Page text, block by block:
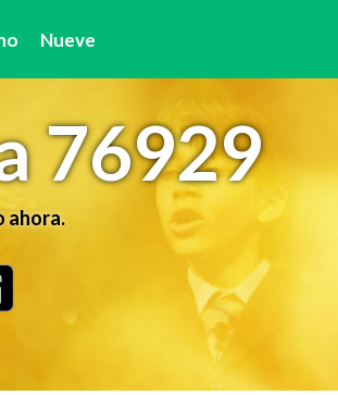
Nueve
76929
ahora.